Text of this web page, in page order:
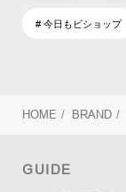
# 今日もビショップ
HOME / BRAND /
GUIDE